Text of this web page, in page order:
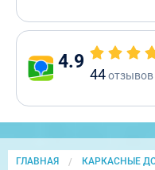
4.9
44отзывов
ГЛАВНАЯ
КАРКАСНЫЕ